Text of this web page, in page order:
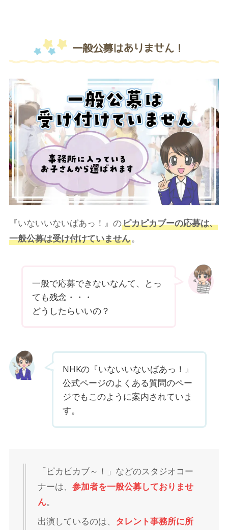
一般公募はありません！
『いないいないばあっ！』のピカピカブーの応募は、
一般公募は受け付けていません。
一般で応募できないなんて、とっ
ても残念・・・
どうしたらいいの？
NHKの『いないいないばあっ！』
公式ページのよくある質問のペー
ジでもこのように案内されていま
す。
「ピカピカブ～！」などのスタジオコー
ナーは、参加者を一般公募しておりませ
ん。
出演しているのは、 タレント事務所に所